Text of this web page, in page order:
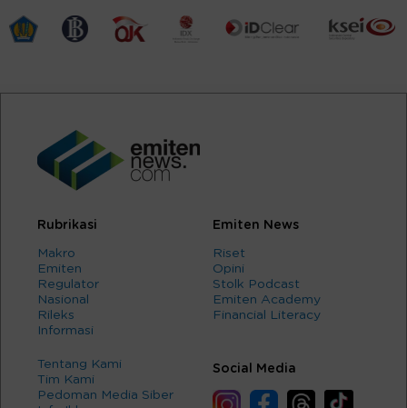
Rubrikasi
Makro
Emiten
Regulator
Nasional
Rileks
Informasi
Emiten News
Riset
Opini
Stolk Podcast
Emiten Academy
Financial Literacy
Tentang Kami
Tim Kami
Pedoman Media Siber
Social Media